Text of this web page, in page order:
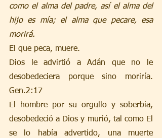
como el alma del padre, así el alma del
hijo es mía; el alma que pecare, esa
morirá.
El que peca, muere.
Dios le advirtió a Adán que no le
desobedeciera porque sino moriría.
Gen.2:17
El hombre por su orgullo y soberbia,
desobedeció a Dios y murió, tal como El
se lo había advertido, una muerte